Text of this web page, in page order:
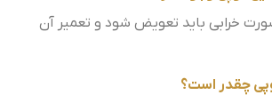
خرابی باید تعویض شود و تعمیر آن